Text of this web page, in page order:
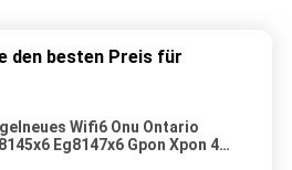
den besten Preis für
Wifi6 Onu Ontario
Eg8147x6 Gpon Xpon 4